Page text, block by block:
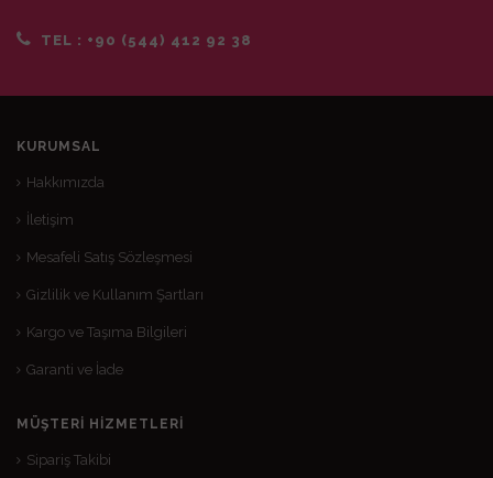
TEL : +90 (544) 412 92 38
KURUMSAL
Hakkımızda
İletişim
Mesafeli Satış Sözleşmesi
Gizlilik ve Kullanım Şartları
Kargo ve Taşıma Bilgileri
Garanti ve İade
MÜŞTERI HIZMETLERI
Sipariş Takibi